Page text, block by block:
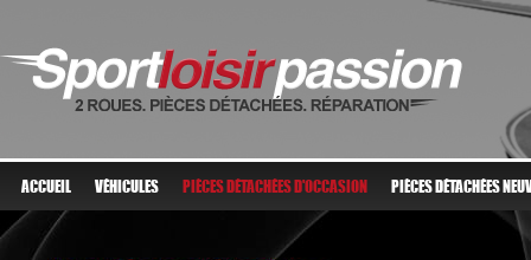
ACCUEIL VÉHICULES PIÈCES DÉTACHÉES D'OCCASION PIÈCES DÉTACHÉES